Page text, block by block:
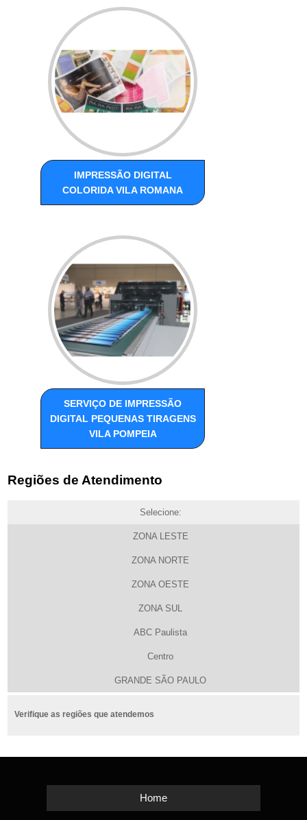
IMPRESSÃO DIGITAL
COLORIDA VILA ROMANA
SERVIÇO DE IMPRESSÃO
DIGITAL PEQUENAS TIRAGENS
VILA POMPEIA
Regiões de Atendimento
Selecione:
ZONA LESTE
ZONA NORTE
ZONA OESTE
ZONA SUL
ABC Paulista
Centro
GRANDE SÃO PAULO
Verifique as regiões que atendemos
Home